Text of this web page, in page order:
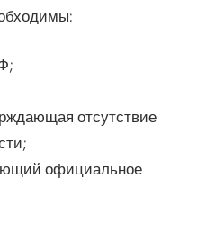
отсутствие
официальное